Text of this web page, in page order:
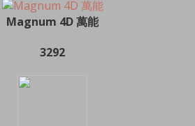
Magnum 4D 萬能
3292